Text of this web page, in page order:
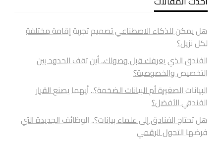
هل يمكن للذكاء الاصطناعي تصميم تجربة إقامة مختلفة
لكل نزيل؟
الفندق الذي يعرفك قبل وصولك.. أين تقف الحدود بين
التخصيص والخصوصية؟
البيانات الصغيرة أم البيانات الضخمة؟.. أيهما يصنع القرار
الفندقي الأفضل؟
هل تحتاج الفنادق إلى علماء بيانات؟.. الوظائف الجديدة التي
فرضها التحول الرقمي